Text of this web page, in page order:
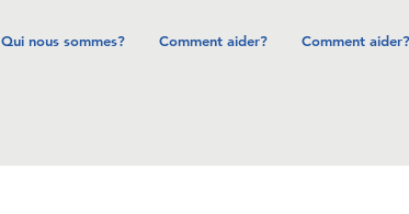
Qui nous sommes? Comment aider? Comment aider?